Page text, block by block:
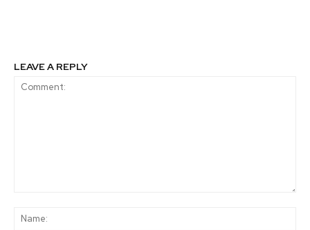
LEAVE A REPLY